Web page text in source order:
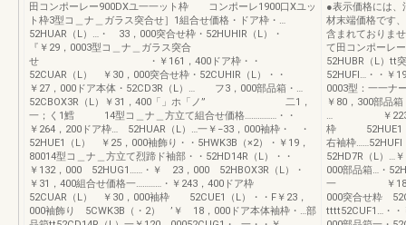
田コンポーレー900DXユ一一ット枠 コンポーレ1900口Xユッ
ト枠3型コ＿ナ＿ガラス突合せ］1組合せ価格・ドア枠・…
52HUAR（L）…・ 33，000突合せ枠・52HUHIR（L）・
『￥29，0003型コ＿ナ＿ガラス突合
せ ・￥161，400ドア枠・・
52CUAR（L） ￥30，000突合せ枠・52CUHIR（L）・・
￥27，000ドア本体・52CD3R（L）… フ3，000部品箱・…
52CBOX3R（L）￥31，400「」ホ「ノ” 二1，
一；く1鱈 14型コ＿ナ＿方立て組合せ価格……………・・
￥264，200ドア枠… 52HUAR（L）…一￥−33，000袖枠・ ・
52HUE1（L） ￥25，000袖飾り・・5HWK3B（×2）・￥19，
80014型コ＿ナ＿方立て烈蹄ド袖部・・52HD14R（L）・・
￥132，000 52HUG1……・￥ 23，000 52HBOX3R（L）・
￥31，400組合せ価格一…………・￥243，400ドア枠
52CUAR（L） ￥30，000袖枠 52CUE1（L）・・F￥23，
000袖飾り 5CWK3B（・2） ’￥ 18，000ドア本体袖枠・…部
●表示価格には、
材末端価格です
含まれておりま
て田コンポーレ
52HUBR（L）tt
52HUFI…・・￥
0003型：一一ナ
￥80，300部品
… ￥223，400
枠 52HUE1 ￥
右袖枠
52HD7R（L）…
000部品箱…・
一 ￥182，
000突合せ粋
tttt52CUF1…・・